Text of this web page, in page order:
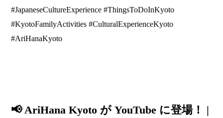
#JapaneseCultureExperience #ThingsToDoInKyoto
#KyotoFamilyActivities #CulturalExperienceKyoto
#AriHanaKyoto
📢 AriHana Kyoto が YouTube に登場！ |